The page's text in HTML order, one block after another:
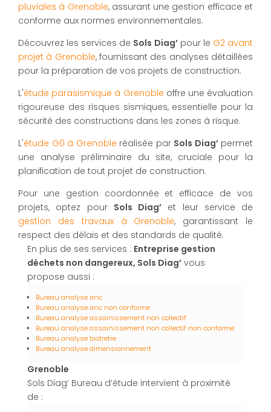
pluviales à Grenoble, assurant une gestion efficace et
conforme aux normes environnementales.
Découvrez les services de Sols Diag’pour le G2 avant
projet à Grenoble, fournissant des analyses détaillées
pour la préparation de vos projets de construction.
L'étude parasismique à Grenoble offre une évaluation
rigoureuse des risques sismiques, essentielle pour la
sécurité des constructions dans les zones à risque.
L'étude G0 à Grenoble réalisée par Sols Diag’permet
une analyse préliminaire du site, cruciale pour la
planification de tout projet de construction.
Pour une gestion coordonnée et efficace de vos
projets, optez pour Sols Diag’ et leur service de
gestion des travaux à Grenoble, garantissant le
respect des délais et des standards de qualité.
En plus de ses services : Entreprise gestion
déchets non dangereux, Sols Diag’ vous
propose aussi :
Bureau analyse anc
Bureau analyse anc non conforme
Bureau analyse assainissement non collectif
Bureau analyse assainissement non collectif non conforme
Bureau analyse biotretre
Bureau analyse dimensionnement
Grenoble
Sols Diag’ Bureau d’étude intervient à proximité
de :